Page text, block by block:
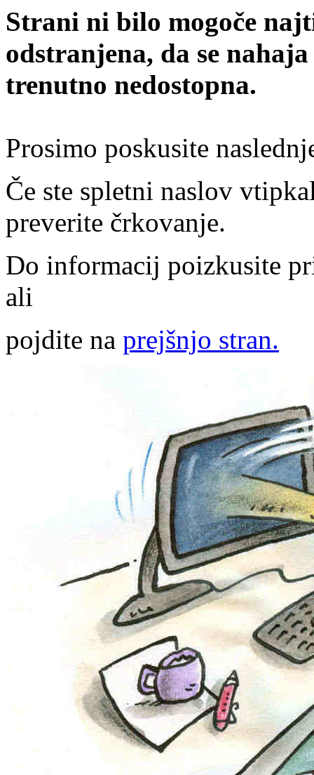
Strani ni bilo mogoče
odstranjena, da se
trenutno nedostopna.
Prosimo poskusite
Če ste spletni naslov
preverite črkovanje.
Do informacij poizkusite
ali
pojdite na prejšnjo stran.